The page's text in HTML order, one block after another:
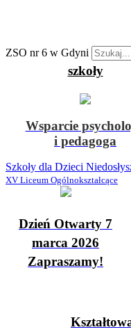
ZSO nr 6 w Gdyni
Szkoły dla Dzieci
XV Liceum Ogólnokształcące
szkoły
Wsparcie
i pedagoga
Dzień Otwarty 7
marca 2026
Zapraszamy!